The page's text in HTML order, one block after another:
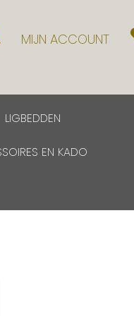
MIJN ACCOUNT
LIGBEDDEN
EN KADO